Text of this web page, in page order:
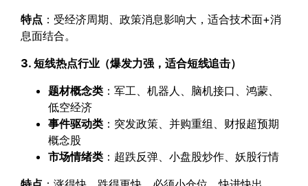
特点 ：受经济周期、政策消息影响大，适合技术面+消
息面结合。
3. 短线热点行业（爆发力强，适合短线追击）
题材概念类 ：军工、机器人、脑机接口、鸿蒙、
低空经济
事件驱动类 ：突发政策、并购重组、财报超预期
概念股
市场情绪类 ：超跌反弹、小盘股炒作、妖股行情